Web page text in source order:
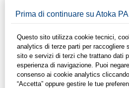
ambito
lavoro
In questa sezione del sito di
ad alcuni dei contratti presenti nella
all'interno del Comune di Pavone del
Economia e lavoro. Grazie alle